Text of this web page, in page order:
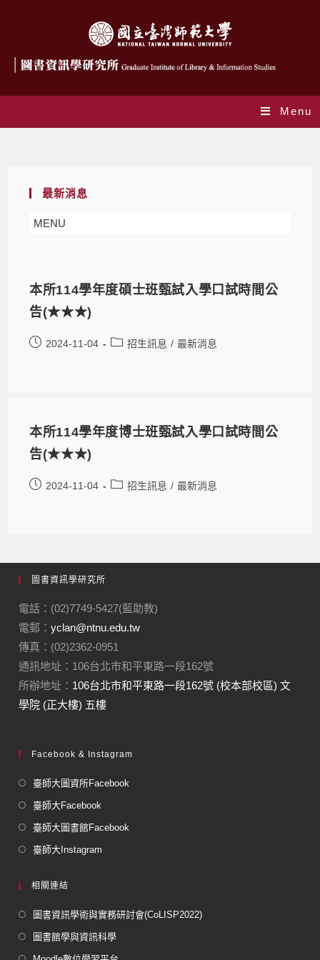
Menu
最新消息
MENU
本所114學年度碩士班甄試入學口試時間公
告(★★★)
2024-11-04 招生訊息 / 最新消息
本所114學年度博士班甄試入學口試時間公
告(★★★)
2024-11-04 招生訊息 / 最新消息
圖書資訊學研究所
電話：(02)7749-5427(藍助教)
電郵：yclan@ntnu.edu.tw
傳真：(02)2362-0951
通訊地址：106台北市和平東路一段162號
所辦地址： 106台北市和平東路一段162號 (校本部校區) 文
學院 (正大樓) 五樓
Facebook & Instagram
臺師大圖資所Facebook
臺師大Facebook
臺師大圖書館Facebook
臺師大Instagram
相關連結
圖書資訊學術與實務研討會(CoLISP2022)
圖書館學與資訊科學